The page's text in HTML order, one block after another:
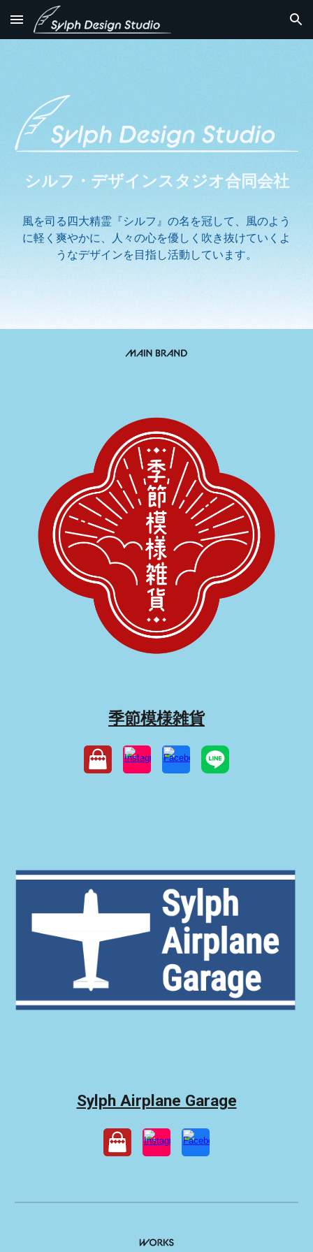
Skip to main content Skip to navigation
シルフ・デザインスタジオ合同会社
風を司る四大精霊『シルフ』の名を冠して、風のよう
に軽く爽やかに、人々の心を優しく吹き抜けていくよ
うなデザインを目指し活動しています。
季節模様雑貨
Sylph Airplane Garage